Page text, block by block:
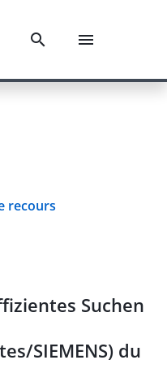
recours
Suchen
SIEMENS) du